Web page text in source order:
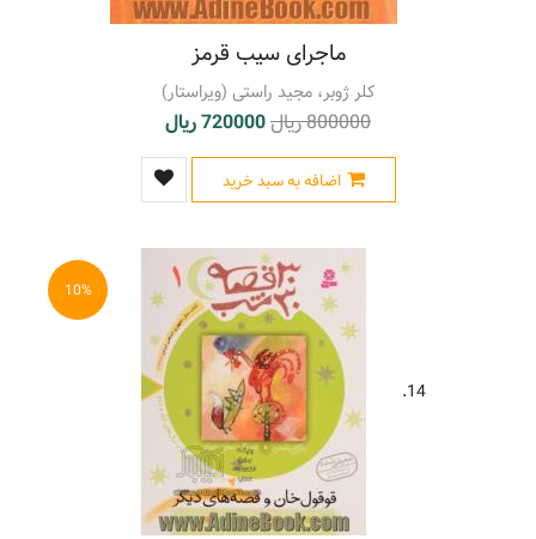
ماجرای سیب قرمز
کلر ژوبر، مجید راستی (ویراستار)
800000 ریال 720000 ریال
اضافه به سبد خرید
10%
14.